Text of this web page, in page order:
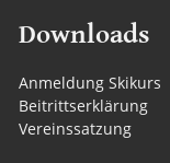
Downloads
Anmeldung Skikurs
Beitrittserklärung
Vereinssatzung